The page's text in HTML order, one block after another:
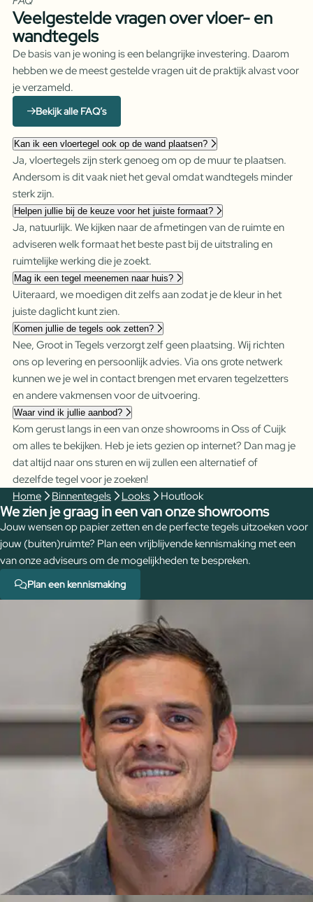
Veelgestelde vragen over vloer- en
wandtegels
De basis van je woning is een belangrijke investering. Daarom
hebben we de meest gestelde vragen uit de praktijk alvast voor
je verzameld.
Bekijk alle FAQ’s
Kan ik een vloertegel ook op de wand plaatsen?
Ja, vloertegels zijn sterk genoeg om op de muur te plaatsen.
Andersom is dit vaak niet het geval omdat wandtegels minder
sterk zijn.
Helpen jullie bij de keuze voor het juiste formaat?
Ja, natuurlijk. We kijken naar de afmetingen van de ruimte en
adviseren welk formaat het beste past bij de uitstraling en
ruimtelijke werking die je zoekt.
Mag ik een tegel meenemen naar huis?
Uiteraard, we moedigen dit zelfs aan zodat je de kleur in het
juiste daglicht kunt zien.
Komen jullie de tegels ook zetten?
Nee, Groot in Tegels verzorgt zelf geen plaatsing. Wij richten
ons op levering en persoonlijk advies. Via ons grote netwerk
kunnen we je wel in contact brengen met ervaren tegelzetters
en andere vakmensen voor de uitvoering.
Waar vind ik jullie aanbod?
Kom gerust langs in een van onze showrooms in Oss of Cuijk
om alles te bekijken. Heb je iets gezien op internet? Dan mag je
dat altijd naar ons sturen en wij zullen een alternatief of
dezelfde tegel voor je zoeken!
Home
Binnentegels Looks Houtlook
We zien je graag in een van onze showrooms
Jouw wensen op papier zetten en de perfecte tegels uitzoeken voor
jouw (buiten)ruimte? Plan een vrijblijvende kennismaking met een
van onze adviseurs om de mogelijkheden te bespreken.
Plan een kennismaking